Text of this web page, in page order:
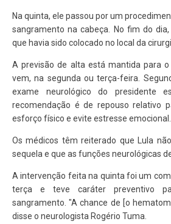
Na quinta, ele passou por um
sangramento na cabeça. No fim do
que havia sido colocado no local da
A previsão de alta está mantida para
vem, na segunda ou terça-feira.
exame neurológico do presidente
recomendação é de repouso relativo
esforço físico e evite estresse emocional.
Os médicos têm reiterado que Lula
sequela e que as funções neurológicas
A intervenção feita na quinta foi um
terça e teve caráter preventivo
sangramento. "A chance de [o
disse o neurologista Rogério Tuma.